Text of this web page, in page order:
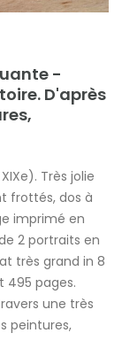
-
D'après
Très jolie
frottés, dos à
imprimé en
2 portraits en
très grand in 8
495 pages.
une très
peintures,